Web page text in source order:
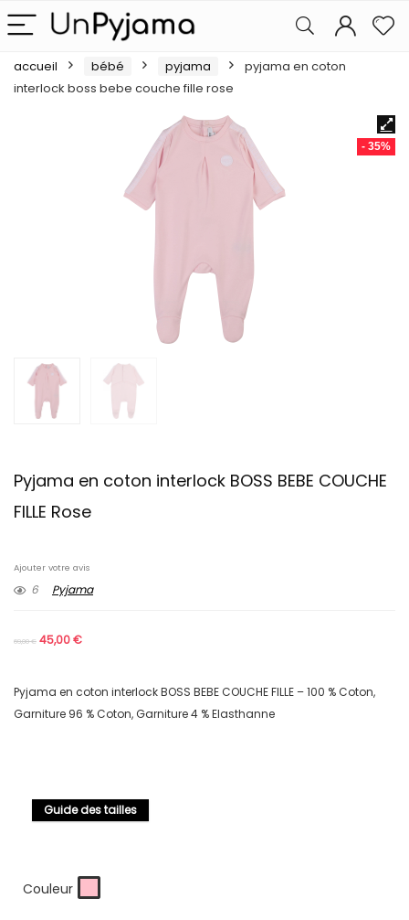
accueil bébé pyjama
pyjama en coton
interlock boss bebe couche fille rose
- 35%
Pyjama en coton interlock BOSS BEBE COUCHE
FILLE Rose
Ajouter votre avis
6 Pyjama
69,00€ 45,00€
Pyjama en coton interlock BOSS BEBE COUCHE FILLE – 100 % Coton,
Garniture 96 % Coton, Garniture 4 % Elasthanne
Guide des tailles
Couleur